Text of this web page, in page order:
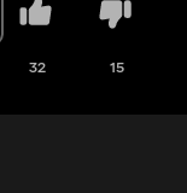
32 15